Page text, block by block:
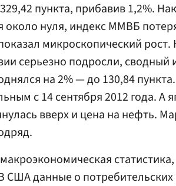
пункта, прибавив 1,2%.
около нуля, индекс ММВБ
микроскопический
серьезно подросли, сводный
на 2% — до 130,84
с 14 сентября 2012 года. А
вверх и цена на нефть.
данные о потребительских